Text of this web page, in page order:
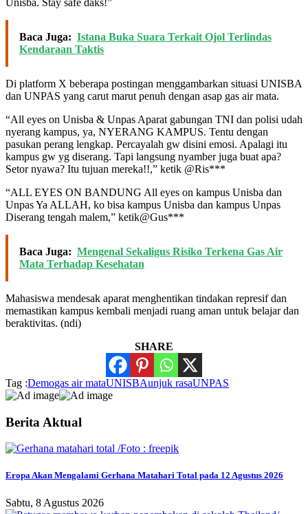
Baca Juga: Istana Buka Suara Terkait Ojol Terlindas
Kendaraan Taktis
Di platform X beberapa postingan menggambarkan situasi UNISBA
dan UNPAS yang carut marut penuh dengan asap gas air mata.
“All eyes on Unisba & Unpas Aparat gabungan TNI dan polisi udah
nyerang kampus, ya, NYERANG KAMPUS. Tentu dengan
pasukan perang lengkap. Percayalah gw disini emosi. Apalagi itu
kampus gw yg diserang. Tapi langsung nyamber juga buat apa?
Setor nyawa? Itu tujuan mereka!!,” ketik @Ris***
“ALL EYES ON BANDUNG All eyes on kampus Unisba dan
Unpas Ya ALLAH, ko bisa kampus Unisba dan kampus Unpas
Diserang tengah malem,” ketik@Gus***
Baca Juga: Mengenal Sekaligus Risiko Terkena Gas Air
Mata Terhadap Kesehatan
Mahasiswa mendesak aparat menghentikan tindakan represif dan
memastikan kampus kembali menjadi ruang aman untuk belajar dan
beraktivitas. (ndi)
SHARE
Tag :Demogas air mataUNISBAunjuk rasaUNPAS
Berita Aktual
Eropa Akan Mengalami Gerhana Matahari Total pada 12 Agustus 2026
Sabtu, 8 Agustus 2026